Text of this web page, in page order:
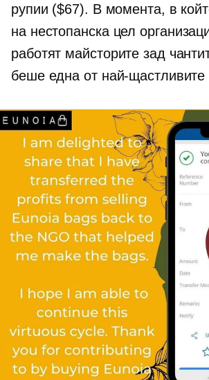
рупии ($67). В момента, в
на нестопанска цел
работят майсторите зад
беше една от най-